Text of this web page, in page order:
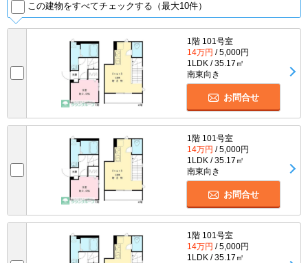
この建物をすべてチェックする（最大10件）
1階 101号室
14万円 / 5,000円
1LDK / 35.17㎡
南東向き
お問合せ
1階 101号室
14万円 / 5,000円
1LDK / 35.17㎡
南東向き
お問合せ
1階 101号室
14万円 / 5,000円
1LDK / 35.17㎡